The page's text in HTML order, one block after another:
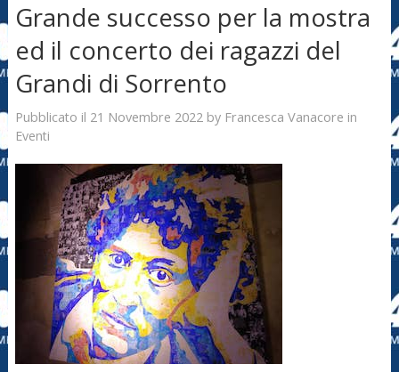
Grande successo per la mostra
ed il concerto dei ragazzi del
Grandi di Sorrento
Pubblicato il 21 Novembre 2022by Francesca Vanacore in
Eventi